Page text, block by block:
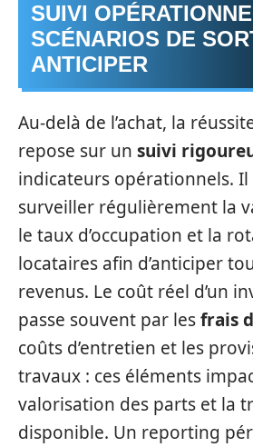
SUIVI
SCÉNARIOS DE
ANTICIPER
Au-delà de l’achat, la
repose sur un suivi
indicateurs opérationnels. Il
surveiller régulièrement la
le taux d’occupation et la
locataires afin d’anticiper
revenus. Le coût réel d’un
passe souvent par lesfrais
coûts d’entretien et les
travaux : ces éléments
valorisation des parts et la
disponible. Un reporting